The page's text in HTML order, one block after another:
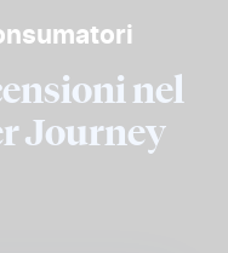
nel
Journey